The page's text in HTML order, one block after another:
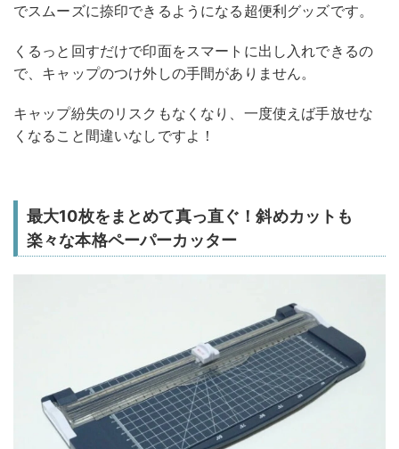
でスムーズに捺印できるようになる超便利グッズです。
くるっと回すだけで印面をスマートに出し入れできるの
で、キャップのつけ外しの手間がありません。
キャップ紛失のリスクもなくなり、一度使えば手放せな
くなること間違いなしですよ！
最大10枚をまとめて真っ直ぐ！斜めカットも
楽々な本格ペーパーカッター